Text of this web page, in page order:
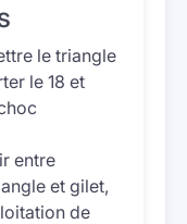
le triangle
le 18 et
entre
et gilet,
de